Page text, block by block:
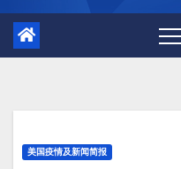
美国疫情及新闻简报